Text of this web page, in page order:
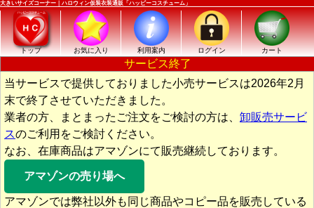
大きいサイズコーナー｜ハロウィン仮装衣装通販「ハッピーコスチューム」
トップ お気に入り 利用案内 ログイン カート
サービス終了
当サービスで提供しておりました小売サービスは2026年2月
末で終了させていただきました。
業者の方、まとまったご注文をご検討の方は、 卸販売サービ
スのご利用をご検討ください。
なお、在庫商品はアマゾンにて販売継続しております。
アマゾンの売り場へ
アマゾンでは弊社以外も同じ商品やコピー品を販売している